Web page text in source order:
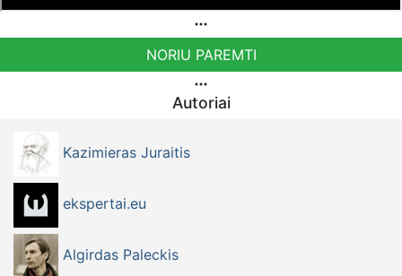
NORIU PAREMTI
Autoriai
Kazimieras Juraitis
ekspertai.eu
Algirdas Paleckis